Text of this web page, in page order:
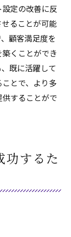
定の改善に反
ることが可能
顧客満足度を
くことができ
既に活躍して
とで、より多
することがで
功するた